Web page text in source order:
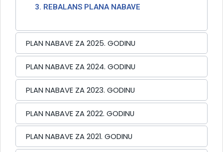
3. REBALANS PLANA NABAVE
PLAN NABAVE ZA 2025. GODINU
PLAN NABAVE ZA 2024. GODINU
PLAN NABAVE ZA 2023. GODINU
PLAN NABAVE ZA 2022. GODINU
PLAN NABAVE ZA 2021. GODINU